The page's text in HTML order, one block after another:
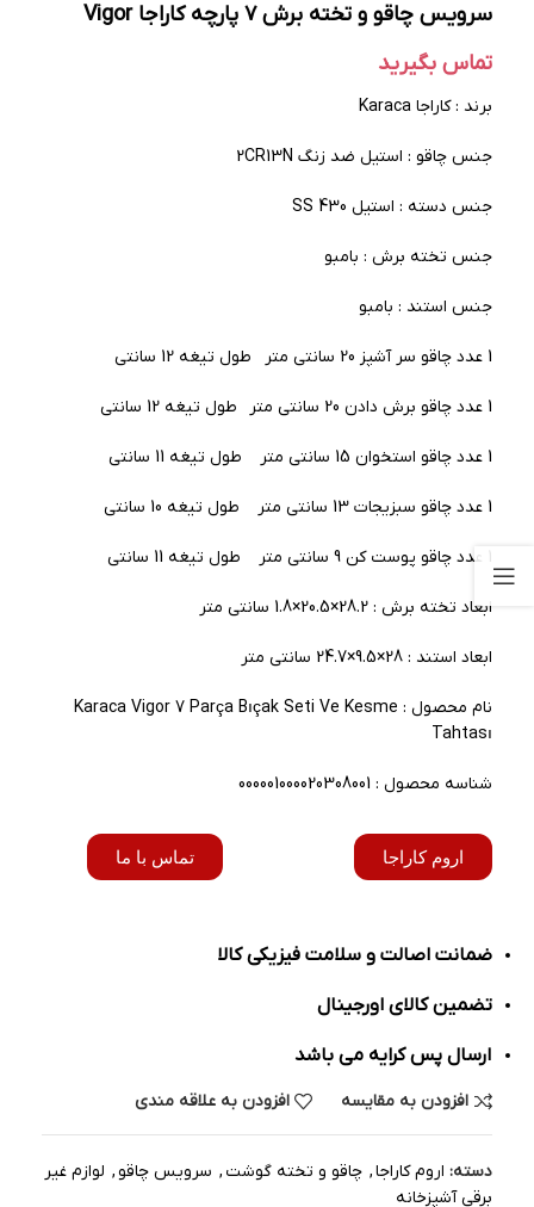
سرویس چاقو و تخته برش ۷ پارچه کاراجا Vigor
تماس بگیرید
برند : کاراجا Karaca
جنس چاقو : استیل ضد زنگ 2CR13N
جنس دسته : استیل 430 SS
جنس تخته برش : بامبو
جنس استند : بامبو
1 عدد چاقو سر آشپز 20 سانتی متر طول تیغه 12 سانتی
1 عدد چاقو برش دادن 20 سانتی متر طول تیغه 12 سانتی
1 عدد چاقو استخوان 15 سانتی متر طول تیغه 11 سانتی
1 عدد چاقو سبزیجات 13 سانتی متر طول تیغه 10 سانتی
1 عدد چاقو پوست کن 9 سانتی متر طول تیغه 11 سانتی
ابعاد تخته برش : 28.2×20.5×1.8 سانتی متر
ابعاد استند : 28×9.5×24.7 سانتی متر
نام محصول : Karaca Vigor 7 Parça Bıçak Seti Ve Kesme
Tahtası
شناسه محصول : 000001000020308001
اروم کاراجا تماس با ما
ضمانت اصالت و سلامت فیزیکی کالا
تضمین کالای اورجینال
ارسال پس کرایه می باشد
افزودن به مقایسه افزودن به علاقه مندی
دسته: اروم کاراجا, چاقو و تخته گوشت , سرویس چاقو , لوازم غیر
برقی آشپزخانه